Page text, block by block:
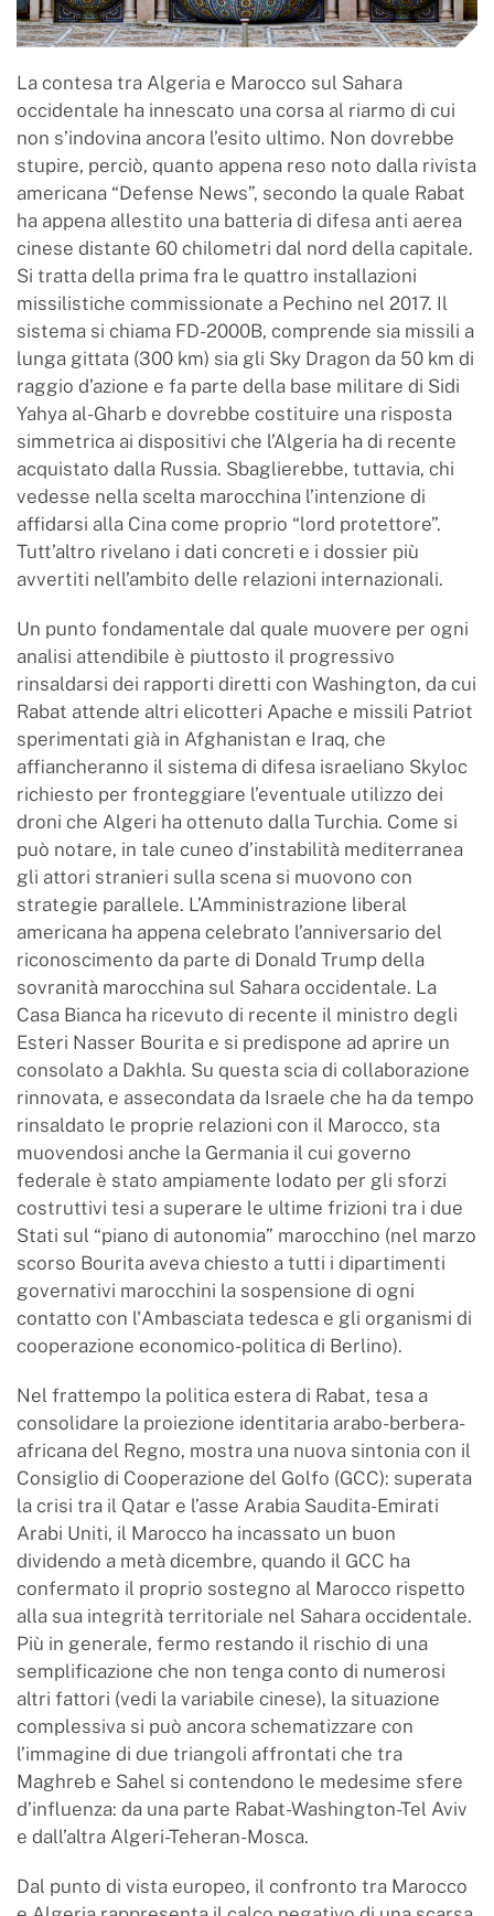
La contesa tra Algeria e Marocco sul Sahara
occidentale ha innescato una corsa al riarmo di cui
non s’indovina ancora l’esito ultimo. Non dovrebbe
stupire, perciò, quanto appena reso noto dalla rivista
americana “Defense News”, secondo la quale Rabat
ha appena allestito una batteria di difesa anti aerea
cinese distante 60 chilometri dal nord della capitale.
Si tratta della prima fra le quattro installazioni
missilistiche commissionate a Pechino nel 2017. Il
sistema si chiama FD-2000B, comprende sia missili a
lunga gittata (300 km) sia gli Sky Dragon da 50 km di
raggio d’azione e fa parte della base militare di Sidi
Yahya al-Gharb e dovrebbe costituire una risposta
simmetrica ai dispositivi che l’Algeria ha di recente
acquistato dalla Russia. Sbaglierebbe, tuttavia, chi
vedesse nella scelta marocchina l’intenzione di
affidarsi alla Cina come proprio “lord protettore”.
Tutt’altro rivelano i dati concreti e i dossier più
avvertiti nell’ambito delle relazioni internazionali.
Un punto fondamentale dal quale muovere per ogni
analisi attendibile è piuttosto il progressivo
rinsaldarsi dei rapporti diretti con Washington, da cui
Rabat attende altri elicotteri Apache e missili Patriot
sperimentati già in Afghanistan e Iraq, che
affiancheranno il sistema di difesa israeliano Skyloc
richiesto per fronteggiare l’eventuale utilizzo dei
droni che Algeri ha ottenuto dalla Turchia. Come si
può notare, in tale cuneo d’instabilità mediterranea
gli attori stranieri sulla scena si muovono con
strategie parallele. L’Amministrazione liberal
americana ha appena celebrato l’anniversario del
riconoscimento da parte di Donald Trump della
sovranità marocchina sul Sahara occidentale. La
Casa Bianca ha ricevuto di recente il ministro degli
Esteri Nasser Bourita e si predispone ad aprire un
consolato a Dakhla. Su questa scia di collaborazione
rinnovata, e assecondata da Israele che ha da tempo
rinsaldato le proprie relazioni con il Marocco, sta
muovendosi anche la Germania il cui governo
federale è stato ampiamente lodato per gli sforzi
costruttivi tesi a superare le ultime frizioni tra i due
Stati sul “piano di autonomia” marocchino (nel marzo
scorso Bourita aveva chiesto a tutti i dipartimenti
governativi marocchini la sospensione di ogni
contatto con l'Ambasciata tedesca e gli organismi di
cooperazione economico-politica di Berlino).
Nel frattempo la politica estera di Rabat, tesa a
consolidare la proiezione identitaria arabo-berbera-
africana del Regno, mostra una nuova sintonia con il
Consiglio di Cooperazione del Golfo (GCC): superata
la crisi tra il Qatar e l’asse Arabia Saudita-Emirati
Arabi Uniti, il Marocco ha incassato un buon
dividendo a metà dicembre, quando il GCC ha
confermato il proprio sostegno al Marocco rispetto
alla sua integrità territoriale nel Sahara occidentale.
Più in generale, fermo restando il rischio di una
semplificazione che non tenga conto di numerosi
altri fattori (vedi la variabile cinese), la situazione
complessiva si può ancora schematizzare con
l’immagine di due triangoli affrontati che tra
Maghreb e Sahel si contendono le medesime sfere
d’influenza: da una parte Rabat-Washington-Tel Aviv
e dall’altra Algeri-Teheran-Mosca.
Dal punto di vista europeo, il confronto tra Marocco